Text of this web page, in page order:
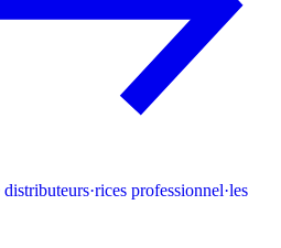
distributeurs·rices professionnel·les